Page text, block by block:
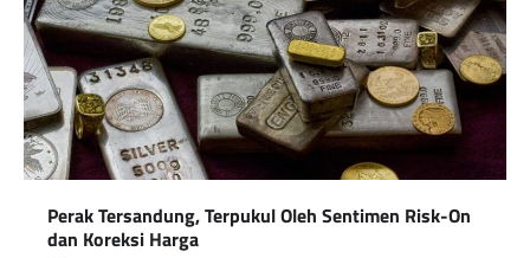
Perak Tersandung, Terpukul Oleh Sentimen Risk-On
dan Koreksi Harga